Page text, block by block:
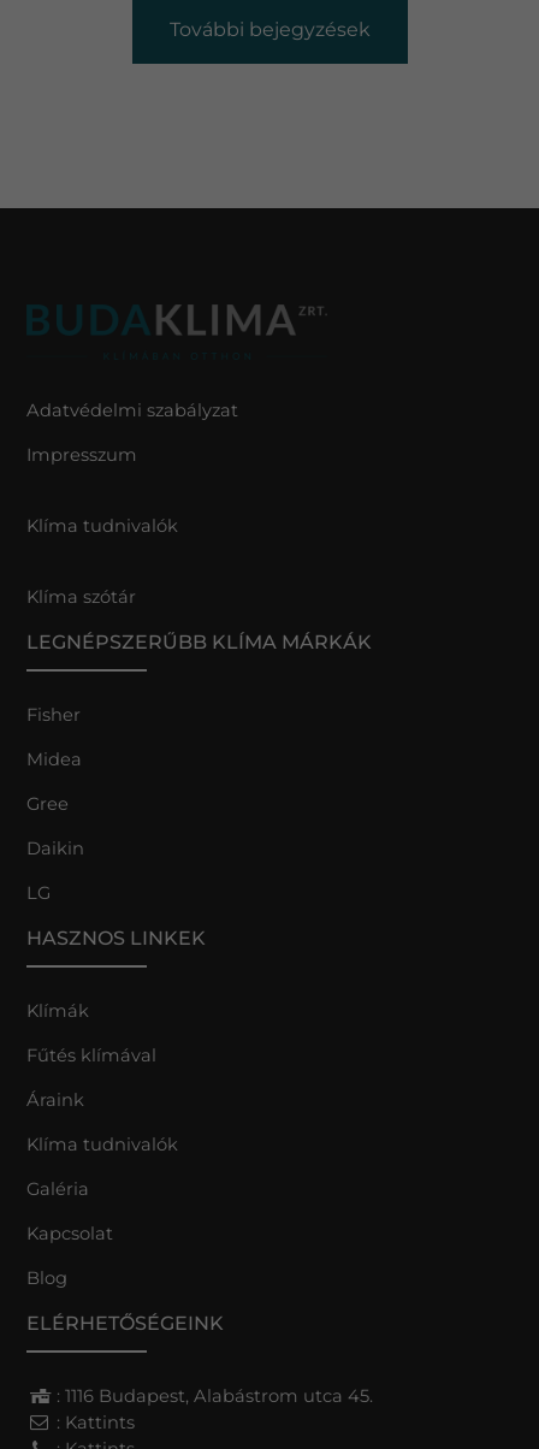
További bejegyzések
Adatvédelmi szabályzat
Impresszum
Klíma tudnivalók
Klíma szótár
LEGNÉPSZERŰBB KLÍMA MÁRKÁK
Fisher
Midea
Gree
Daikin
LG
HASZNOS LINKEK
Klímák
Fűtés klímával
Áraink
Klíma tudnivalók
Galéria
Kapcsolat
Blog
ELÉRHETŐSÉGEINK
: 1116 Budapest, Alabástrom utca 45.
: Kattints